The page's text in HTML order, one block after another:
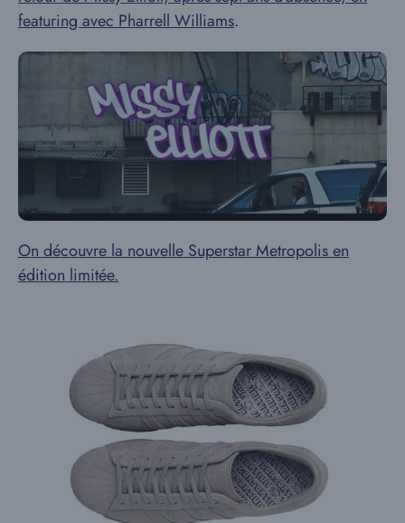
featuring avec Pharrell Williams.
On découvre la nouvelle Superstar Metropolis en
édition limitée.